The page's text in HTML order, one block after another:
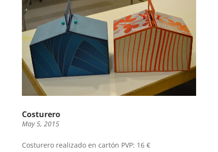
Costurero
May 5, 2015
Costurero realizado en cartón PVP: 16 €